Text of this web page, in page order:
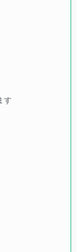
す